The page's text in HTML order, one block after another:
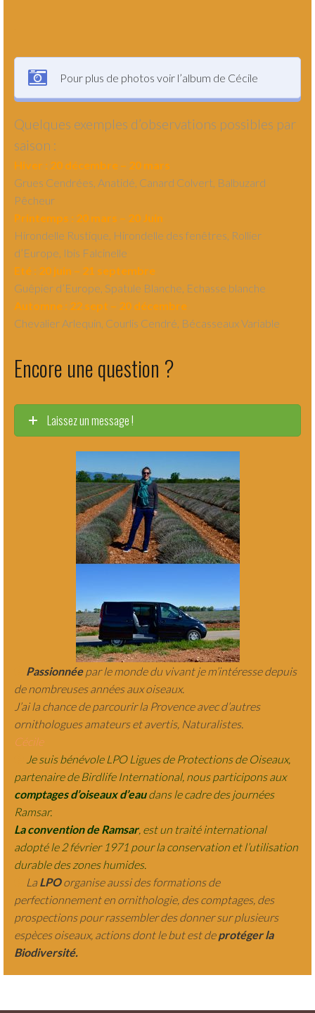
Pour plus de photos voir l’album de Cécile
Quelques exemples d’observations possibles par
saison :
Hiver : 20 décembre – 20 mars
Grues Cendrées, Anatidé, Canard Colvert, Balbuzard
Pêcheur
Printemps : 20 mars – 20 Juin
Hirondelle Rustique, Hirondelle des fenêtres, Rollier
d’Europe, Ibis Falcinelle
Eté : 20 juin – 21 septembre
Guêpier d’Europe, Spatule Blanche, Echasse blanche
Automne : 22 sept – 20 décembre
Chevalier Arlequin, Courlis Cendré, Bécasseaux Variable
Encore une question ?
Laissez un message !
Passionnéepar le monde du vivant je m’intéresse depuis
de nombreuses années aux oiseaux.
J’ai la chance de parcourir la Provence avec d’autres
ornithologues amateurs et avertis, Naturalistes.
Cécile
Je suis bénévole LPO Ligues de Protections de Oiseaux,
partenaire de Birdlife International, nous participons aux
comptages d’oiseaux d’eaudans le cadre des journées
Ramsar.
La convention de Ramsar, est un traité international
adopté le 2 février 1971 pour la conservation et l’utilisation
durable des zones humides.
La LPOorganise aussi des formations de
perfectionnement en ornithologie, des comptages, des
prospections pour rassembler des donner sur plusieurs
espèces oiseaux, actions dont le but est deprotéger la
Biodiversité.